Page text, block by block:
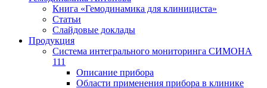
Книга «Гемодинамика для клинициста»
Статьи
Слайдовые доклады
Продукция
Система интегрального мониторинга СИМОНА
111
Описание прибора
Области применения прибора в клинике